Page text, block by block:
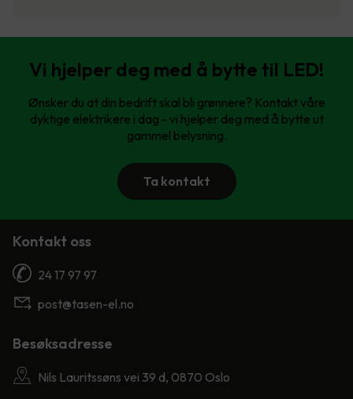
Vi hjelper deg med å bytte til LED!
Ønsker du at din bedrift skal bli grønnere? Kontakt våre
dyktige elektrikere i dag - vi hjelper deg med å bytte ut
gammel belysning.
Ta kontakt
Kontakt oss
24 17 97 97
post@tasen-el.no
Besøksadresse
Nils Lauritssøns vei 39 d, 0870 Oslo